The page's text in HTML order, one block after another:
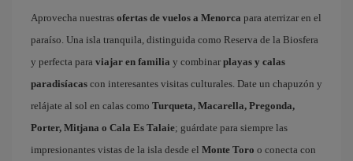
Aprovecha nuestras ofertas de vuelos a Menorca para aterrizar en el
paraíso. Una isla tranquila, distinguida como Reserva de la Biosfera
y perfecta para viajar en familia y combinar playas y calas
paradisíacas con interesantes visitas culturales. Date un chapuzón y
relájate al sol en calas como Turqueta, Macarella, Pregonda,
Porter, Mitjana o Cala Es Talaie; guárdate para siempre las
impresionantes vistas de la isla desde el Monte Toro o conecta con